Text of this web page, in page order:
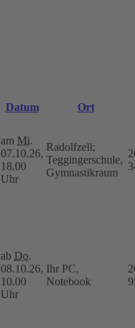
Datum
Ort
am Mi.
07.10.26,
18.00
Uhr
Radolfzell;
Teggingerschule,
Gymnastikraum
ab Do.
08.10.26,
10.00
Uhr
Ihr PC,
Notebook